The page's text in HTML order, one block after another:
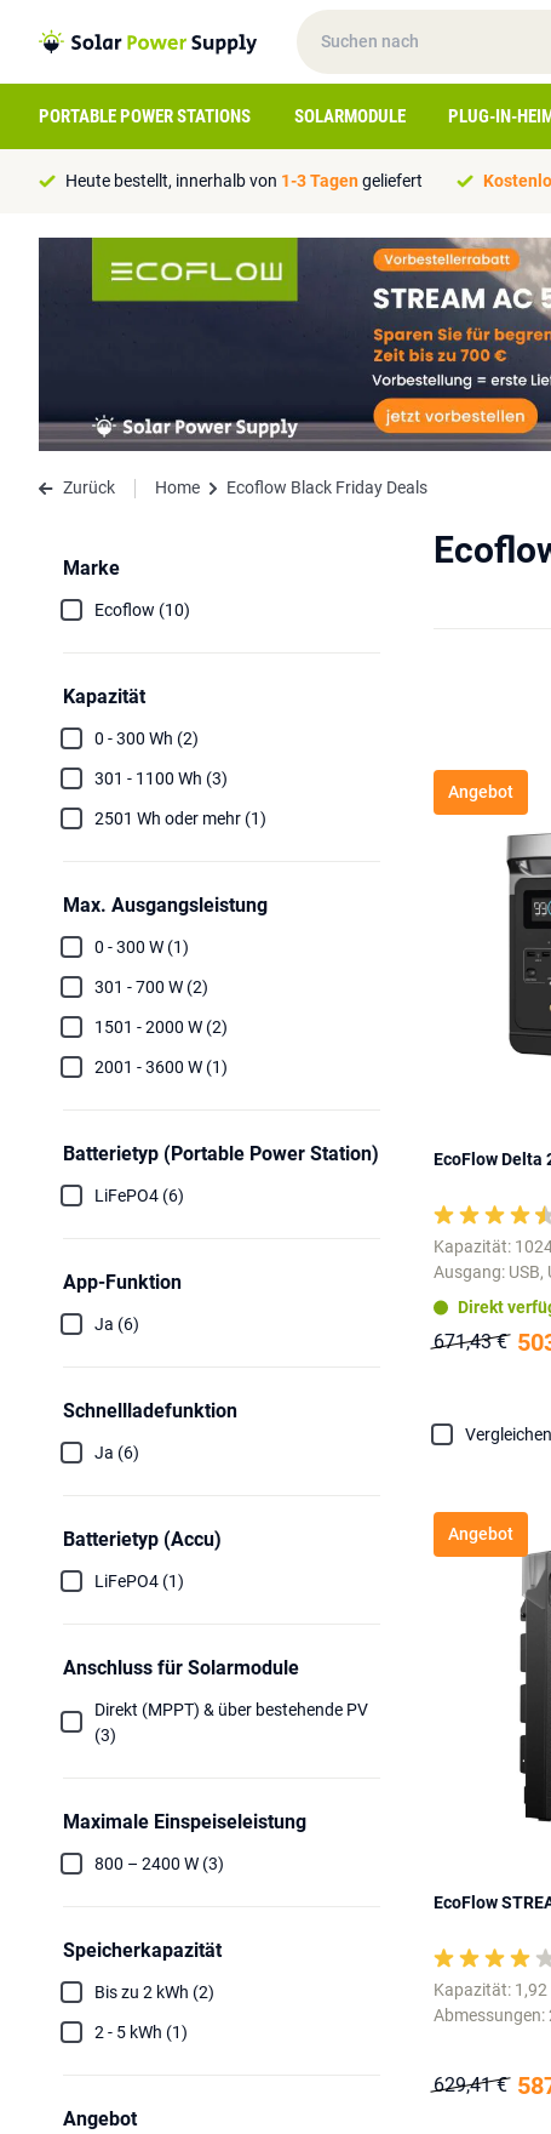
PORTABLE POWER STATIONS SOLARMODULE PLUG-IN-
Heute bestellt, innerhalb von 1-3 Tagengeliefert
Zurück Home Ecoflow Black Friday Deals
Marke
Ecoflow (10)
Kapazität
0 - 300 Wh (2)
301 - 1100 Wh (3)
2501 Wh oder mehr (1)
Max. Ausgangsleistung
0 - 300 W (1)
301 - 700 W (2)
1501 - 2000 W (2)
2001 - 3600 W (1)
Batterietyp (Portable Power Station)
LiFePO4 (6)
App-Funktion
Ja (6)
Schnellladefunktion
Ja (6)
Batterietyp (Accu)
LiFePO4 (1)
Anschluss für Solarmodule
Direkt (MPPT) & über bestehende PV
(3)
Maximale Einspeiseleistung
800 – 2400 W (3)
Speicherkapazität
Bis zu 2 kWh (2)
2 - 5 kWh (1)
Angebot
Angebot
EcoFlow Delta
Kapazität:
Ausgang: USB,
Direkt
671,43 €
Vergleichen
Angebot
EcoFlow
Kapazität: 1,92
Abmessungen:
629,41 €